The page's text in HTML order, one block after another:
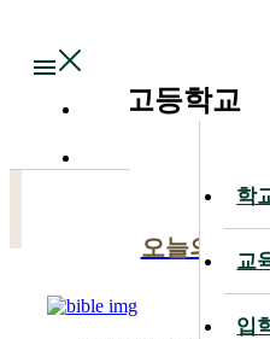
학
교
입
학
교
입
대전대신고등학교
오늘의 말씀